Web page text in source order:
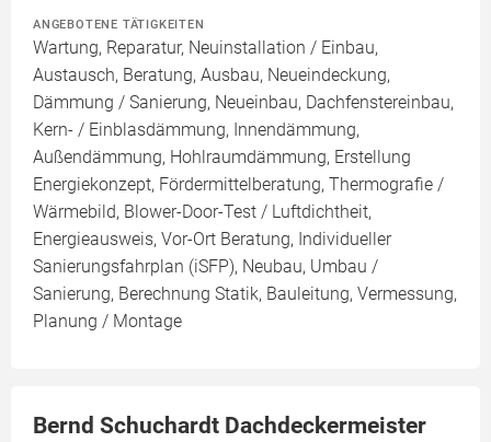
ANGEBOTENE TÄTIGKEITEN
Wartung, Reparatur, Neuinstallation / Einbau,
Austausch, Beratung, Ausbau, Neueindeckung,
Dämmung / Sanierung, Neueinbau, Dachfenstereinbau,
Kern- / Einblasdämmung, Innendämmung,
Außendämmung, Hohlraumdämmung, Erstellung
Energiekonzept, Fördermittelberatung, Thermografie /
Wärmebild, Blower-Door-Test / Luftdichtheit,
Energieausweis, Vor-Ort Beratung, Individueller
Sanierungsfahrplan (iSFP), Neubau, Umbau /
Sanierung, Berechnung Statik, Bauleitung, Vermessung,
Planung / Montage
Bernd Schuchardt Dachdeckermeister